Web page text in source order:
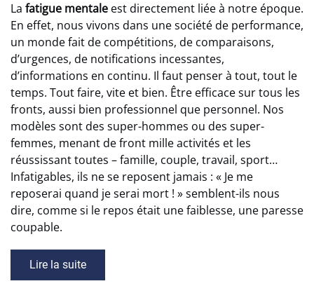
La fatigue mentale est directement liée à notre époque.
En effet, nous vivons dans une société de performance,
un monde fait de compétitions, de comparaisons,
d’urgences, de notifications incessantes,
d’informations en continu. Il faut penser à tout, tout le
temps. Tout faire, vite et bien. Être efficace sur tous les
fronts, aussi bien professionnel que personnel. Nos
modèles sont des super-hommes ou des super-
femmes, menant de front mille activités et les
réussissant toutes – famille, couple, travail, sport…
Infatigables, ils ne se reposent jamais : « Je me
reposerai quand je serai mort ! » semblent-ils nous
dire, comme si le repos était une faiblesse, une paresse
coupable.
Lire la suite